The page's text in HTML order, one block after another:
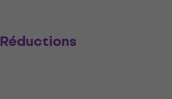
Réductions